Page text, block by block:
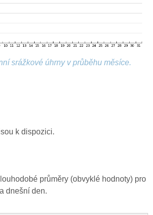
srážkové úhrny v průběhu měsíce.
k dispozici.
průměry (obvyklé hodnoty) pro
dnešní den.